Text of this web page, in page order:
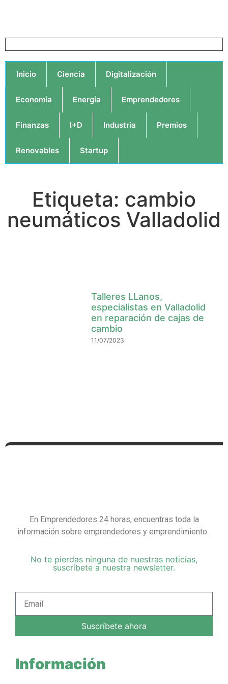
Inicio Ciencia Digitalización
Economía Energía Emprendedores
Finanzas I+D Industria Premios
Renovables Startup
Etiqueta: cambio
neumáticos Valladolid
Talleres LLanos,
especialistas en Valladolid
en reparación de cajas de
cambio
11/07/2023
En Emprendedores 24 horas, encuentras toda la
información sobre emprendedores y emprendimiento.
No te pierdas ninguna de nuestras noticias,
suscríbete a nuestra newsletter.
Suscríbete ahora
Información